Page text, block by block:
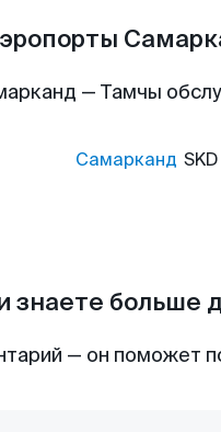
— Тамчы
Самарканд SKD
знаете больше
— он поможет